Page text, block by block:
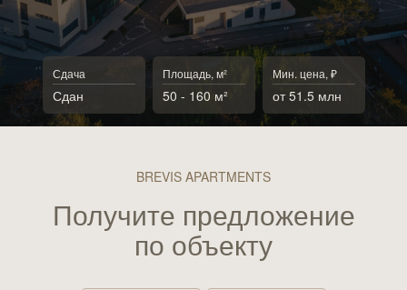
от 51.5 млн
Мин. цена, ₽
50 - 160 м²
Площадь, м²
Сдан
Сдача
BREVIS APARTMENTS
Получите предложение
по объекту